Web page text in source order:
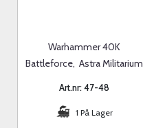
Warhammer 40K
Battleforce, Astra Militarium
Art.nr: 47-48
1 På Lager